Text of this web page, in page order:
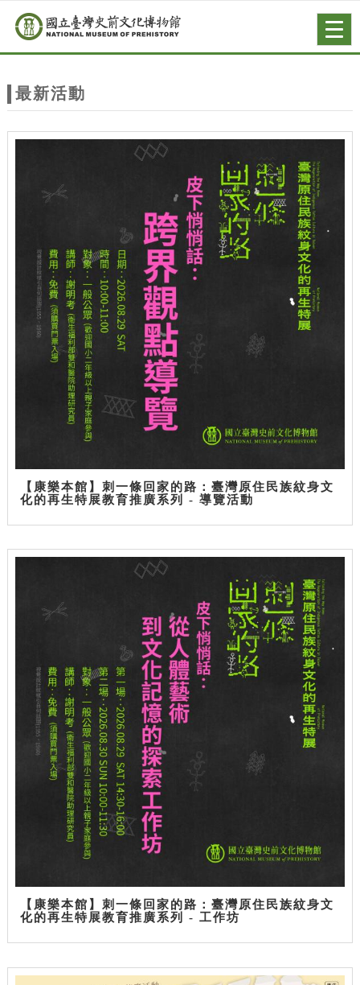
站
主
跳到主要內容
網站導覽
最新活動
【康樂本館】刺一條回家的路：臺灣原住民族紋身文
化的再生特展教育推廣系列 - 導覽活動
【康樂本館】刺一條回家的路：臺灣原住民族紋身文
化的再生特展教育推廣系列 - 工作坊